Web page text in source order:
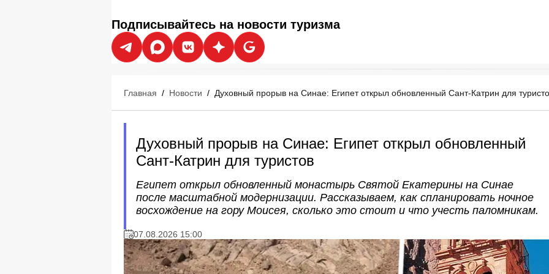
Подписывайтесь на новости туризма
Главная / Новости / Духовный прорыв на Синае: Египет открыл обновленный Сант-Катрин для
Духовный прорыв на Синае: Египет открыл обновленный
Сант-Катрин для туристов
Египет открыл обновленный монастырь Святой Екатерины на Синае
после масштабной модернизации. Рассказываем, как спланировать ночное
восхождение на гору Моисея, сколько это стоит и что учесть паломникам.
07.08.2026 15:00